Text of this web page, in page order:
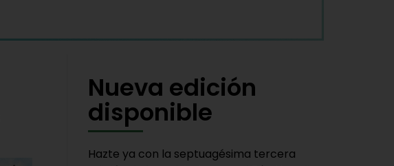
Nueva edición
disponible
Hazte ya con la septuagésima tercera